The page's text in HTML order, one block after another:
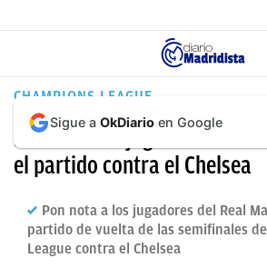
ÚLTIMAS
NOTICIAS
REAL
BALONCESTO
CANTERA
CHAMPIONS LEAGUE
Puntúa a los jugadores del
el partido contra el Chelsea
Pon nota a los jugadores del Real
partido de vuelta de las semifinales
League contra el Chelsea
Sigue a OkDiario en Google